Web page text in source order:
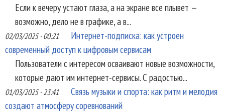
Если к вечеру устают глаза, а на экране все плывет —
возможно, дело не в графике, а в...
02/03/2025 - 00:21
Интернет-подписка: как устроен
современный доступ к цифровым сервисам
Пользователи с интересом осваивают новые возможности,
которые дают им интернет-сервисы. С радостью...
01/03/2025 - 23:41
Связь музыки и спорта: как ритм и мелодия
создают атмосферу соревнований